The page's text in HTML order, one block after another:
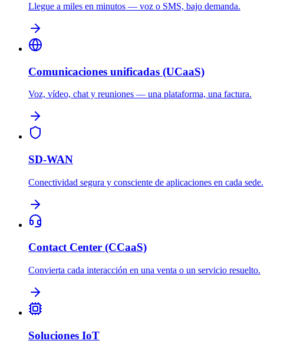
Llegue a miles en minutos — voz o SMS, bajo demanda.
Comunicaciones unificadas (UCaaS)
Voz, vídeo, chat y reuniones — una plataforma, una factura.
SD-WAN
Conectividad segura y consciente de aplicaciones en cada sede.
Contact Center (CCaaS)
Convierta cada interacción en una venta o un servicio resuelto.
Soluciones IoT